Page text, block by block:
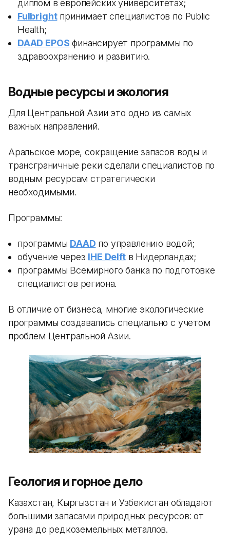
диплом в европейских университетах;
Fulbrightпринимает специалистов по Public
Health;
DAAD EPOS финансирует программы по
здравоохранению и развитию.
Водные ресурсы и экология
Для Центральной Азии это одно из самых
важных направлений.
Аральское море, сокращение запасов воды и
трансграничные реки сделали специалистов по
водным ресурсам стратегически
необходимыми.
Программы:
программы DAAD по управлению водой;
обучение через IHE Delftв Нидерландах;
программы Всемирного банка по подготовке
специалистов региона.
В отличие от бизнеса, многие экологические
программы создавались специально с учетом
проблем Центральной Азии.
Геология и горное дело
Казахстан, Кыргызстан и Узбекистан обладают
большими запасами природных ресурсов: от
урана до редкоземельных металлов.